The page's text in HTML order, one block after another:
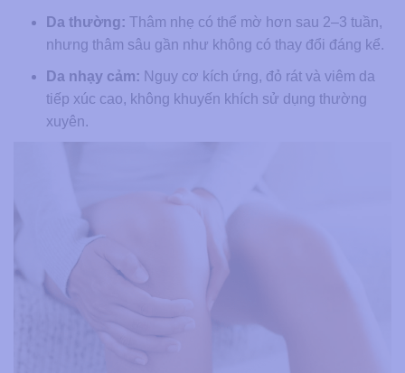
Da thường: Thâm nhẹ có thể mờ hơn sau 2–3 tuần,
nhưng thâm sâu gần như không có thay đổi đáng kể.
Da nhạy cảm: Nguy cơ kích ứng, đỏ rát và viêm da
tiếp xúc cao, không khuyến khích sử dụng thường
xuyên.